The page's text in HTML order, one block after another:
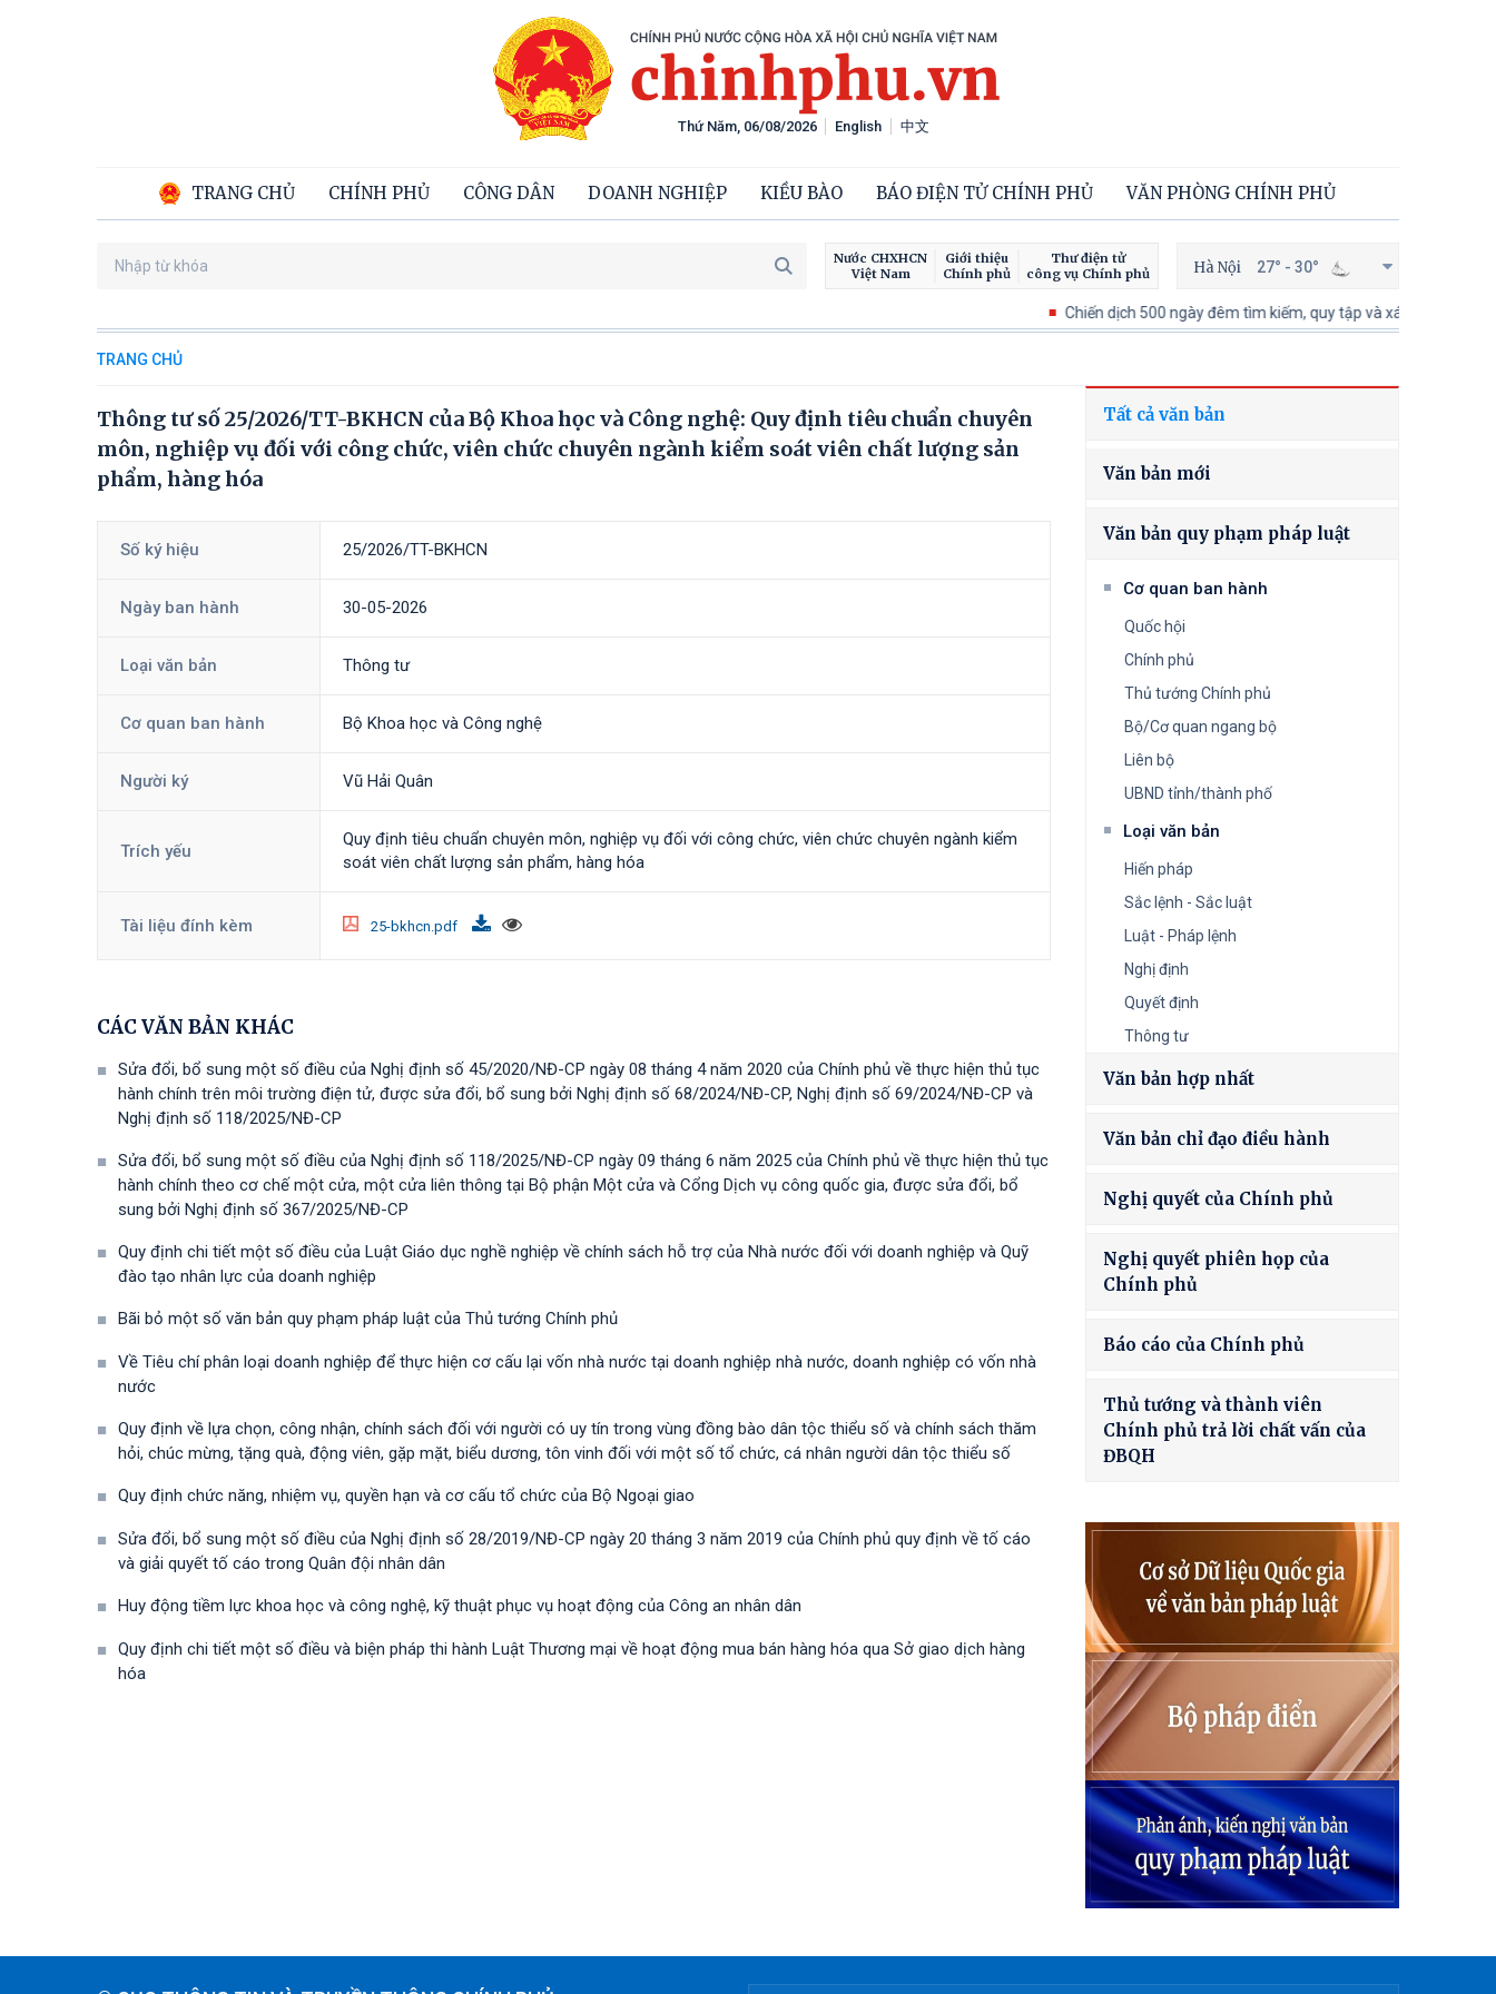
English 中文
TRANG CHỦ CHÍNH PHỦ CÔNG DÂN DOANH NGHIỆP KIỀU BÀO BÁO ĐIỆN TỬ CHÍNH PHỦ VĂN PHÒNG CHÍNH PHỦ
Thứ Năm, 06/08/2026
Nước CHXHCN
Việt Nam
Giới thiệu
Chính phủ
Thư điện tử
công vụ Chính phủ
Hà Nội 27° - 30°
Chiến dịch 500 ngày đêm tìm kiếm, quy tập và xác định danh tính hài
TRANG CHỦ
Thông tư số 25/2026/TT-BKHCN của Bộ Khoa học và Công nghệ: Quy định tiêu chuẩn chuyên
môn, nghiệp vụ đối với công chức, viên chức chuyên ngành kiểm soát viên chất lượng sản
phẩm, hàng hóa
Số ký hiệu 25/2026/TT-BKHCN
Ngày ban hành 30-05-2026
Loại văn bản Thông tư
Cơ quan ban hành Bộ Khoa học và Công nghệ
Người ký Vũ Hải Quân
Trích yếu
Quy định tiêu chuẩn chuyên môn, nghiệp vụ đối với công chức, viên chức chuyên ngành kiểm
soát viên chất lượng sản phẩm, hàng hóa
Tài liệu đính kèm 25-bkhcn.pdf
CÁC VĂN BẢN KHÁC
Sửa đổi, bổ sung một số điều của Nghị định số 45/2020/NĐ-CP ngày 08 tháng 4 năm 2020 của Chính phủ về thực hiện thủ tục
hành chính trên môi trường điện tử, được sửa đổi, bổ sung bởi Nghị định số 68/2024/NĐ-CP, Nghị định số 69/2024/NĐ-CP và
Nghị định số 118/2025/NĐ-СР
Sửa đổi, bổ sung một số điều của Nghị định số 118/2025/NĐ-CP ngày 09 tháng 6 năm 2025 của Chính phủ về thực hiện thủ tục
hành chính theo cơ chế một cửa, một cửa liên thông tại Bộ phận Một cửa và Cổng Dịch vụ công quốc gia, được sửa đổi, bổ
sung bởi Nghị định số 367/2025/NĐ-СР
Quy định chi tiết một số điều của Luật Giáo dục nghề nghiệp về chính sách hỗ trợ của Nhà nước đối với doanh nghiệp và Quỹ
đào tạo nhân lực của doanh nghiệp
Bãi bỏ một số văn bản quy phạm pháp luật của Thủ tướng Chính phủ
Về Tiêu chí phân loại doanh nghiệp để thực hiện cơ cấu lại vốn nhà nước tại doanh nghiệp nhà nước, doanh nghiệp có vốn nhà
nước
Quy định về lựa chọn, công nhận, chính sách đối với người có uy tín trong vùng đồng bào dân tộc thiểu số và chính sách thăm
hỏi, chúc mừng, tặng quà, động viên, gặp mặt, biểu dương, tôn vinh đối với một số tổ chức, cá nhân người dân tộc thiểu số
Quy định chức năng, nhiệm vụ, quyền hạn và cơ cấu tổ chức của Bộ Ngoại giao
Sửa đổi, bổ sung một số điều của Nghị định số 28/2019/NĐ-CР ngày 20 tháng 3 năm 2019 của Chính phủ quy định về tố cáo
và giải quyết tố cáo trong Quân đội nhân dân
Huy động tiềm lực khoa học và công nghệ, kỹ thuật phục vụ hoạt động của Công an nhân dân
Quy định chi tiết một số điều và biện pháp thi hành Luật Thương mại về hoạt động mua bán hàng hóa qua Sở giao dịch hàng
hóa
Tất cả văn bản
Văn bản mới
Văn bản quy phạm pháp luật
Cơ quan ban hành
Quốc hội
Chính phủ
Thủ tướng Chính phủ
Bộ/Cơ quan ngang bộ
Liên bộ
UBND tỉnh/thành phố
Loại văn bản
Hiến pháp
Sắc lệnh - Sắc luật
Luật - Pháp lệnh
Nghị định
Quyết định
Thông tư
Văn bản hợp nhất
Văn bản chỉ đạo điều hành
Nghị quyết của Chính phủ
Nghị quyết phiên họp của
Chính phủ
Báo cáo của Chính phủ
Thủ tướng và thành viên
Chính phủ trả lời chất vấn của
ĐBQH